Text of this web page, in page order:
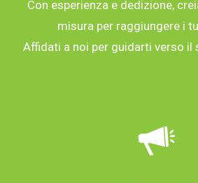
Con esperienza e dedizione,
misura per raggiungere i
Affidati a noi per guidarti verso il